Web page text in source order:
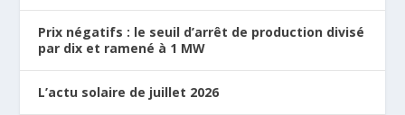
Prix négatifs : le seuil d’arrêt de production divisé
par dix et ramené à 1 MW
L’actu solaire de juillet 2026